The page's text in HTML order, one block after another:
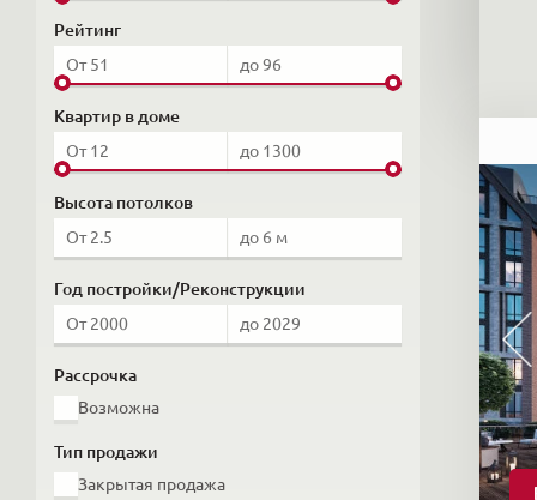
Рейтинг
Квартир в доме
Высота потолков
Год постройки/Реконструкции
Рассрочка
Возможна
Тип продажи
Закрытая продажа